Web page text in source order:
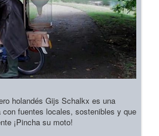
holandés Gijs Schalkx es una
fuentes locales, sostenibles y que
¡Pincha su moto!